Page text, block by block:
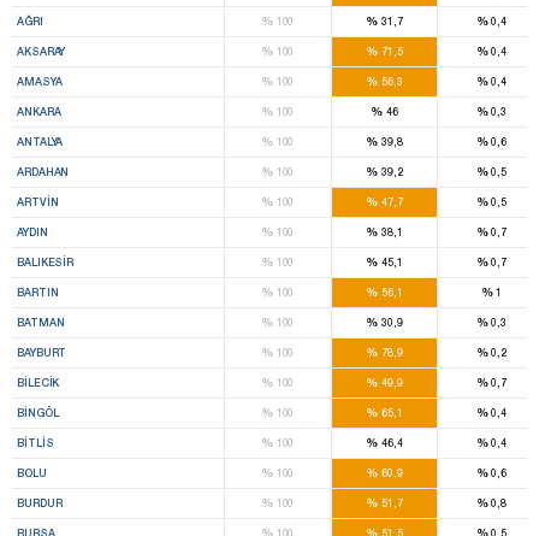
AĞRI %100 % 31,7 %0,4
AKSARAY %100 % 71,5 %0,4
AMASYA %100 % 56,3 %0,4
ANKARA %100 % 46 %0,3
ANTALYA %100 % 39,8 %0,6
ARDAHAN %100 % 39,2 %0,5
ARTVIN %100 % 47,7 %0,5
AYDIN %100 % 38,1 %0,7
BALIKESIR %100 % 45,1 %0,7
BARTIN %100 % 56,1 %1
BATMAN %100 % 30,9 %0,3
BAYBURT %100 % 78,9 %0,2
BILECIK %100 % 49,9 %0,7
BINGÖL %100 % 65,1 %0,4
BITLIS %100 % 46,4 %0,4
BOLU %100 % 60,9 %0,6
BURDUR %100 % 51,7 %0,8
BURSA %100 % 51,5 %0,5